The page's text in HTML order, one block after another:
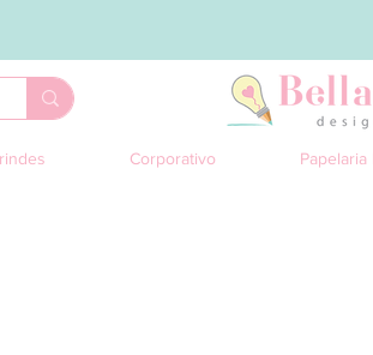
Corporativo